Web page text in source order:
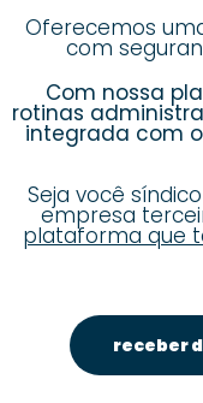
Oferecemos
com
Com nossa
rotinas
integrada com
Seja você
empresa
plataforma que
receber